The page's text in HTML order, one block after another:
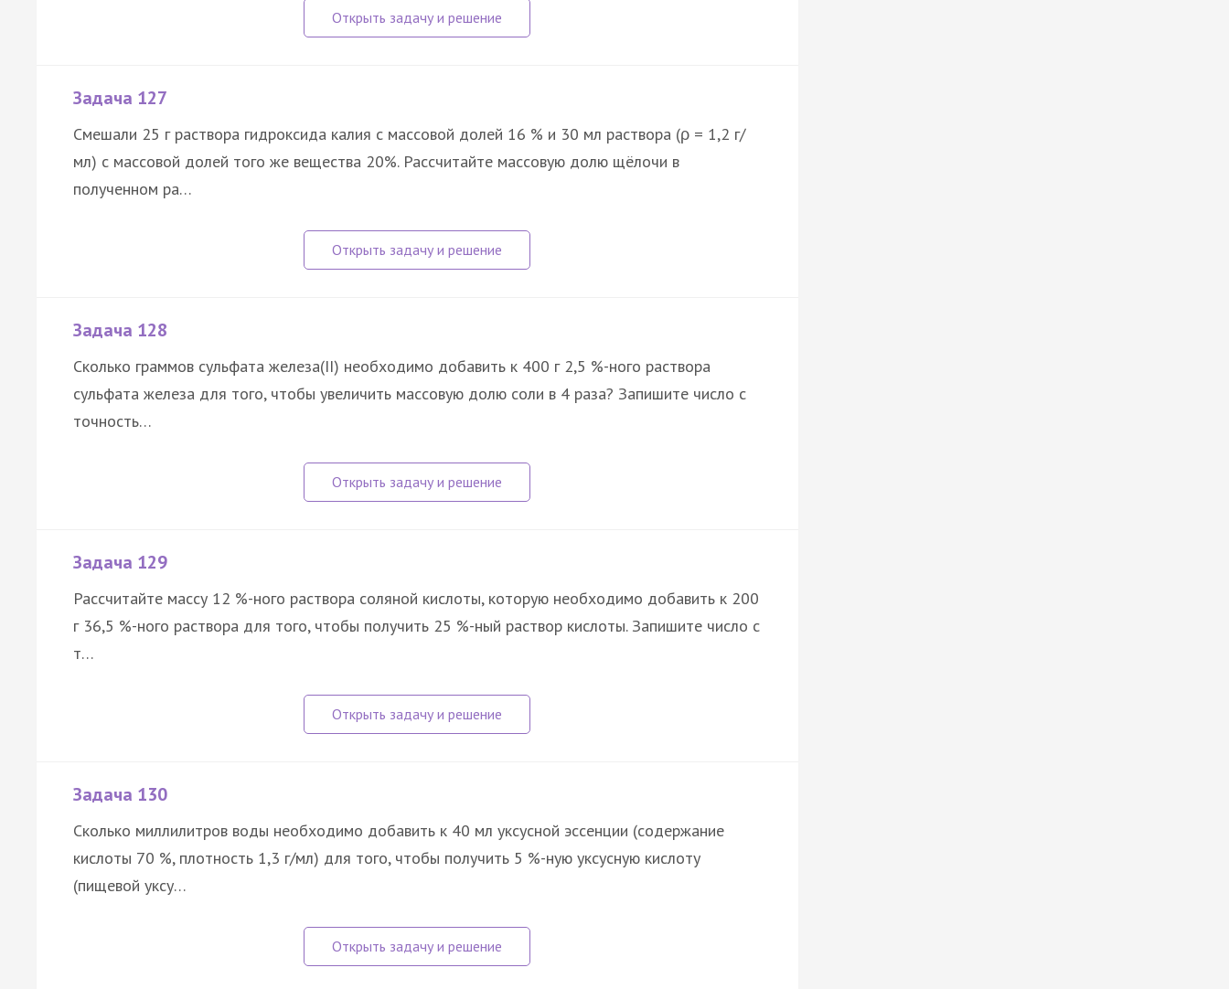
Задача 127
Смешали 25 г раствора гидроксида калия с массовой долей 16 % и 30 мл раствора (ρ = 1,2 г/
мл) с массовой долей того же вещества 20%. Рассчитайте массовую долю щёлочи в
полученном ра…
Задача 128
Сколько граммов сульфата железа(II) необходимо добавить к 400 г 2,5 %-ного раствора
сульфата железа для того, чтобы увеличить массовую долю соли в 4 раза? Запишите число с
точность…
Задача 129
Рассчитайте массу 12 %-ного раствора соляной кислоты, которую необходимо добавить к 200
г 36,5 %-ного раствора для того, чтобы получить 25 %-ный раствор кислоты. Запишите число с
т…
Задача 130
Сколько миллилитров воды необходимо добавить к 40 мл уксусной эссенции (содержание
кислоты 70 %, плотность 1,3 г/мл) для того, чтобы получить 5 %-ную уксусную кислоту
(пищевой уксу…